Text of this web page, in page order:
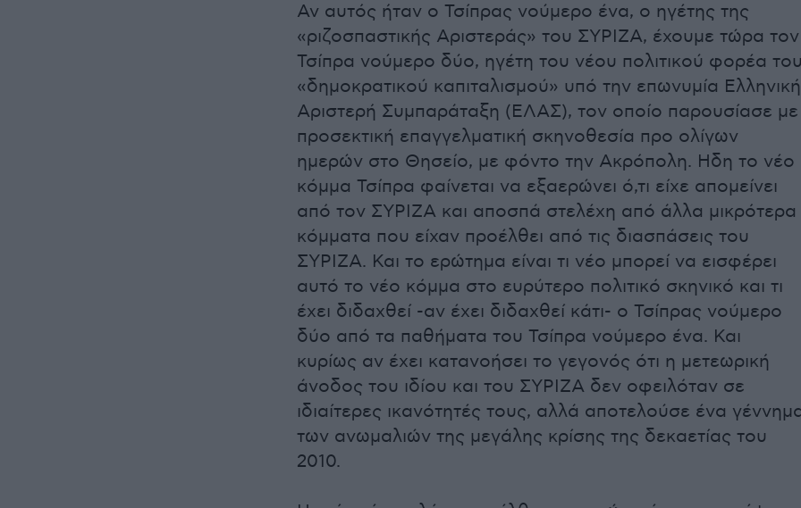
Αν αυτός ήταν ο Τσίπρας νούμερο ένα, ο ηγέτης της
«ριζοσπαστικής Αριστεράς» του ΣΥΡΙΖΑ, έχουμε τώρα τον
Τσίπρα νούμερο δύο, ηγέτη του νέου πολιτικού φορέα
«δημοκρατικού καπιταλισμού» υπό την επωνυμία Ελληνική
Αριστερή Συμπαράταξη (ΕΛΑΣ), τον οποίο παρουσίασε με
προσεκτική επαγγελματική σκηνοθεσία προ ολίγων
ημερών στο Θησείο, με φόντο την Ακρόπολη. Ηδη το νέο
κόμμα Τσίπρα φαίνεται να εξαερώνει ό,τι είχε απομείνει
από τον ΣΥΡΙΖΑ και αποσπά στελέχη από άλλα μικρότερα
κόμματα που είχαν προέλθει από τις διασπάσεις του
ΣΥΡΙΖΑ. Και το ερώτημα είναι τι νέο μπορεί να εισφέρει
αυτό το νέο κόμμα στο ευρύτερο πολιτικό σκηνικό και τι
έχει διδαχθεί -αν έχει διδαχθεί κάτι- ο Τσίπρας νούμερο
δύο από τα παθήματα του Τσίπρα νούμερο ένα. Και
κυρίως αν έχει κατανοήσει το γεγονός ότι η μετεωρική
άνοδος του ιδίου και του ΣΥΡΙΖΑ δεν οφειλόταν σε
ιδιαίτερες ικανότητές τους, αλλά αποτελούσε ένα
των ανωμαλιών της μεγάλης κρίσης της δεκαετίας του
2010.